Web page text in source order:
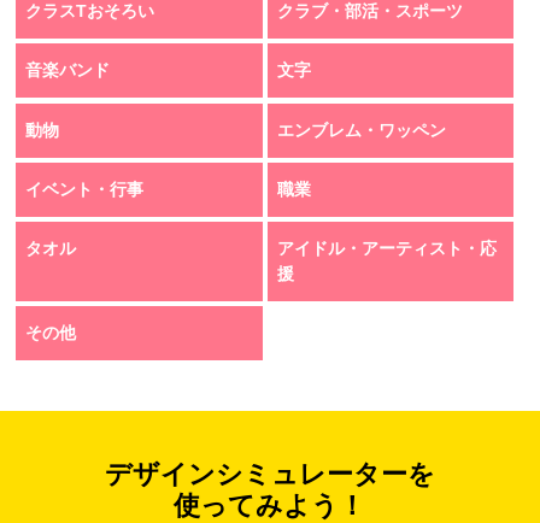
クラスTおそろい クラブ・部活・スポーツ
音楽バンド 文字
動物 エンブレム・ワッペン
イベント・行事 職業
タオル
アイドル・アーティスト・応
援
その他
デザインシミュレーターを
使ってみよう！